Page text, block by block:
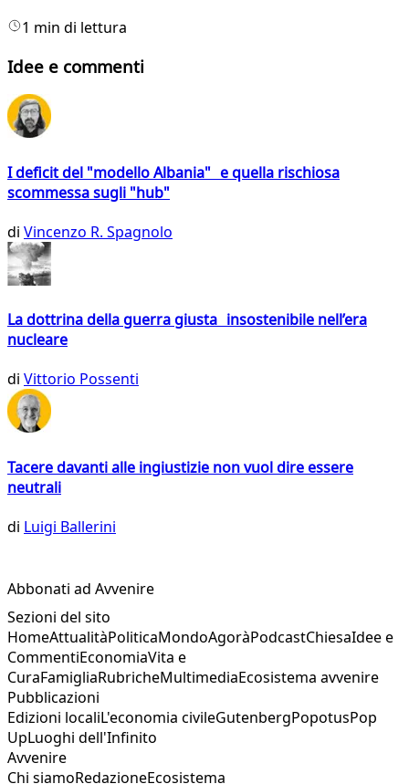
1 min di lettura
Idee e commenti
I deficit del "modello Albania" e quella rischiosa
scommessa sugli "hub"
di Vincenzo R. Spagnolo
La dottrina della guerra giusta insostenibile nell’era
nucleare
di Vittorio Possenti
Tacere davanti alle ingiustizie non vuol dire essere
neutrali
di Luigi Ballerini
Abbonati ad Avvenire
Sezioni del sito
HomeAttualitàPoliticaMondoAgoràPodcastChiesaIdee e
CommentiEconomiaVita e
CuraFamigliaRubricheMultimediaEcosistema avvenire
Pubblicazioni
Edizioni localiL'economia civileGutenbergPopotusPop
UpLuoghi dell'Infinito
Avvenire
Chi siamoRedazioneEcosistema